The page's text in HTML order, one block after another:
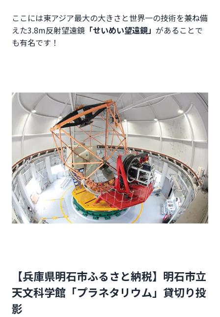
ここには東アジア最大の大きさと世界一の技術を兼ね備
えた3.8m反射望遠鏡 「せいめい望遠鏡」 があることで
も有名です！
【兵庫県明石市ふるさと納税】明石市立
天文科学館「プラネタリウム」貸切り投
影